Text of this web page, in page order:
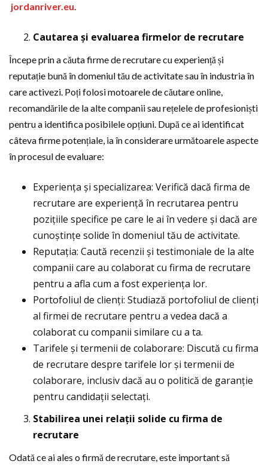
jordanriver.eu.
Cautarea și evaluarea firmelor de recrutare
Începe prin a căuta firme de recrutare cu experiență și
reputație bună în domeniul tău de activitate sau în industria în
care activezi. Poți folosi motoarele de căutare online,
recomandările de la alte companii sau rețelele de profesioniști
pentru a identifica posibilele opțiuni. După ce ai identificat
câteva firme potențiale, ia în considerare următoarele aspecte
în procesul de evaluare:
Experiența și specializarea: Verifică dacă firma de
recrutare are experiență în recrutarea pentru
pozițiile specifice pe care le ai în vedere și dacă are
cunoștințe solide în domeniul tău de activitate.
Reputația: Caută recenzii și testimoniale de la alte
companii care au colaborat cu firma de recrutare
pentru a afla cum a fost experiența lor.
Portofoliul de clienți: Studiază portofoliul de clienți
al firmei de recrutare pentru a vedea dacă a
colaborat cu companii similare cu a ta.
Tarifele și termenii de colaborare: Discută cu firma
de recrutare despre tarifele lor și termenii de
colaborare, inclusiv dacă au o politică de garanție
pentru candidații selectați.
Stabilirea unei relații solide cu firma de
recrutare
Odată ce ai ales o firmă de recrutare, este important să